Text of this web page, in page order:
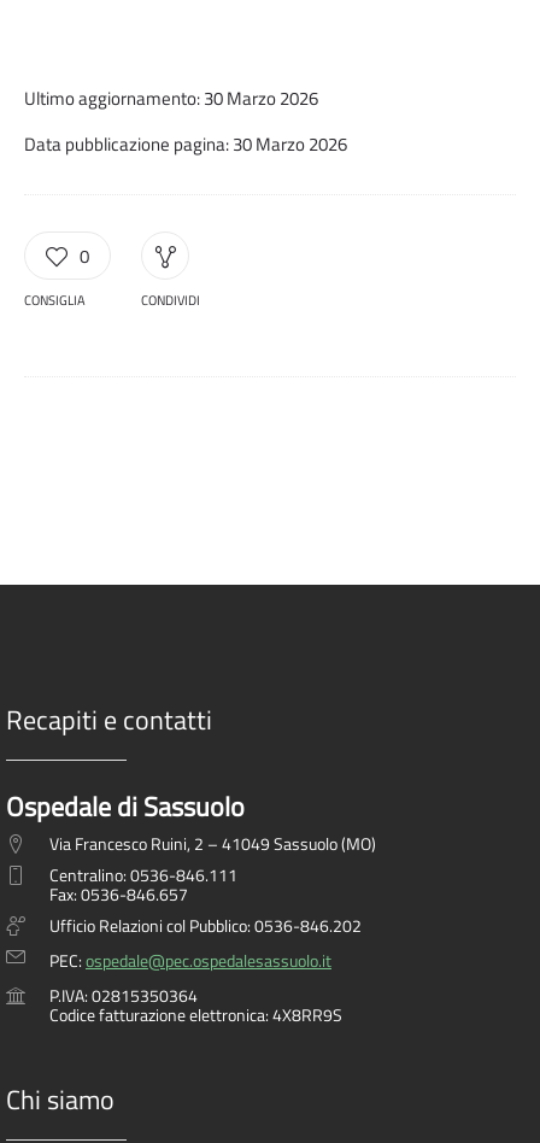
Ultimo aggiornamento: 30 Marzo 2026
Data pubblicazione pagina: 30 Marzo 2026
0
CONSIGLIA CONDIVIDI
Recapiti e contatti
Ospedale di Sassuolo
Via Francesco Ruini, 2 – 41049 Sassuolo (MO)
Centralino: 0536-846.111
Fax: 0536-846.657
Ufficio Relazioni col Pubblico: 0536-846.202
PEC:ospedale@pec.ospedalesassuolo.it
P.IVA: 02815350364
Codice fatturazione elettronica: 4X8RR9S
Chi siamo